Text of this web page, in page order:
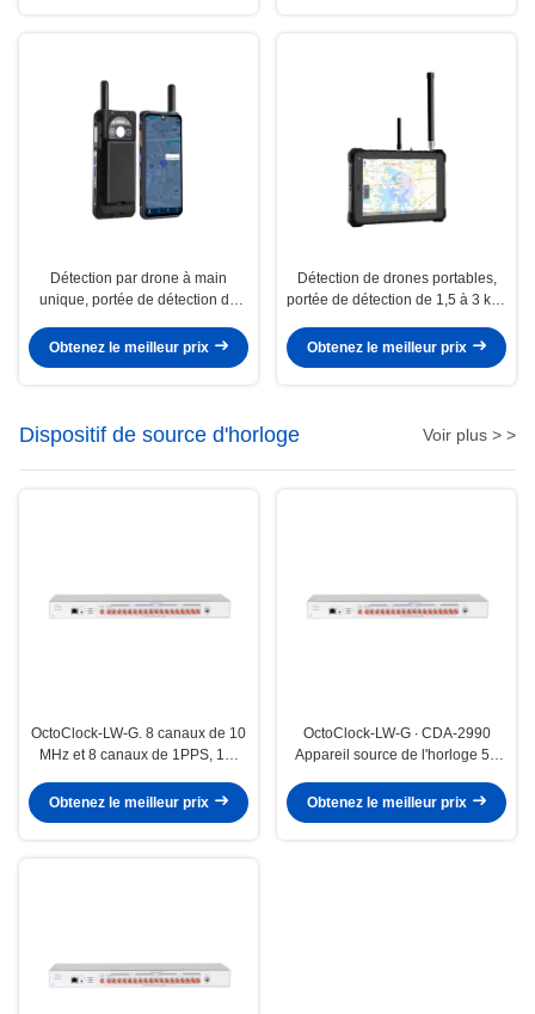
Détection par drone à main
unique, portée de détection de
de 25° (RMS)
Obtenez le meilleur prix
Détection de drones portables,
portée de détection de 1,5 à 3 km,
précision de détection de 25°
Obtenez le meilleur prix
Dispositif de source d'horloge Voir plus > >
OctoClock-LW-G. 8 canaux de 10
MHz et 8 canaux de 1PPS, 1U,
canaux
Obtenez le meilleur prix
OctoClock-LW-G ∙ CDA-2990
Appareil source de l'horloge 50
haute précision
Obtenez le meilleur prix